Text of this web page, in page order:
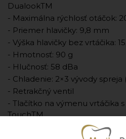
DualookTM
- Maximálna rýchlosť otáčok:
- Priemer hlavičky: 9,8 mm
- Výška hlavičky bez vrtáčika:
- Hmotnosť: 90 g
- Hlučnosť: 58 dBa
- Chladenie: 2×3 vývody
- Retrakčný ventil
- Tlačítko na výmenu vrtáčika
TouchTM